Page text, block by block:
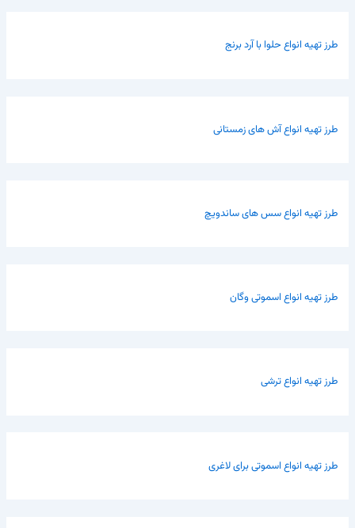
طرز تهیه انواع حلوا با آرد برنج
طرز تهیه انواع آش های زمستانی
طرز تهیه انواع سس های ساندویچ
طرز تهیه انواع اسموتی وگان
طرز تهیه انواع ترشی
طرز تهیه انواع اسموتی برای لاغری